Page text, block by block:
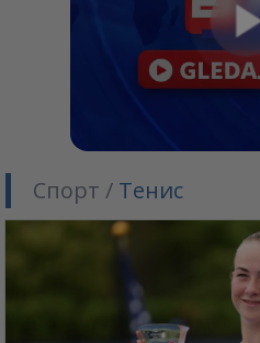
Спорт / Тенис